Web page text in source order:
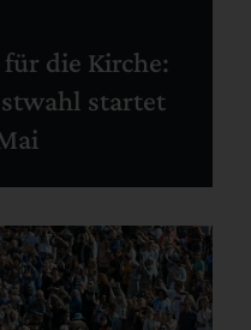
die Kirche:
startet